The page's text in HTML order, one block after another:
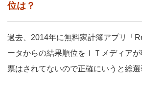
位は？
過去、2014年に無料家計簿アプリ「
ータからの結果順位をＩＴメディア
票はされてないので正確にいうと総選